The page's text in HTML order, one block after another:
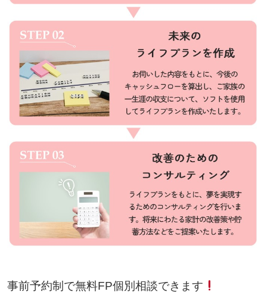
事前予約制で無料FP個別相談できます